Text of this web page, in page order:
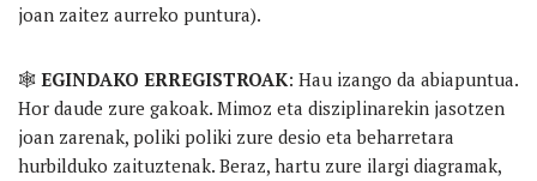
joan zaitez aurreko puntura).
🕸 EGINDAKO ERREGISTROAK: Hau izango da abiapuntua.
Hor daude zure gakoak. Mimoz eta disziplinarekin jasotzen
joan zarenak, poliki poliki zure desio eta beharretara
hurbilduko zaituztenak. Beraz, hartu zure ilargi diagramak,